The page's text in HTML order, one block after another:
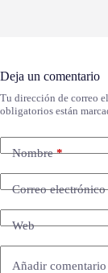
Deja un comentario
Tu dirección de correo
obligatorios están
Nombre*
Correo electrónico
Web
Añadir comentario